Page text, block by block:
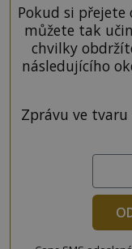
Pokud si
můžete tak
chvilky
následujícího
Zprávu ve tvaru